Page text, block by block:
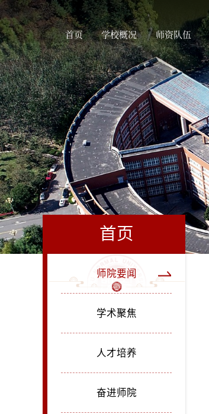
首页 学校概况 师资队伍
首页
师院要闻
学术聚焦
人才培养
奋进师院